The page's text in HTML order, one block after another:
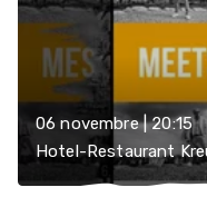
06 novembre | 20:15
Hotel-Restaurant